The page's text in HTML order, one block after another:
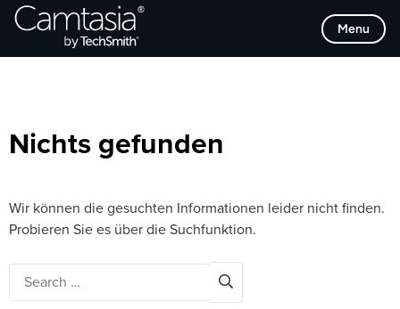
Direkt
zum
Menu
Browse Categories
Nichts gefunden
Wir können die gesuchten Informationen leider nicht finden.
Probieren Sie es über die Suchfunktion.